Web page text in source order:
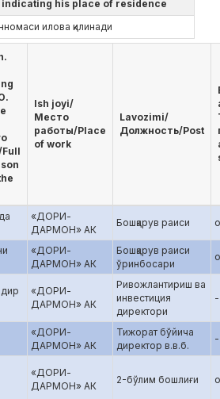
his place of residence
илова қилинади
Ish joyi/
Место
работы/Place
of work
Lavozimi/
Должность/Post
«ДОРИ-
ДАРМОН» АК
Бошқарув раиси
«ДОРИ-
ДАРМОН» АК
Бошқарув раиси
ўринбосари
«ДОРИ-
ДАРМОН» АК
Ривожлантириш ва
инвестиция
директори
-
«ДОРИ-
ДАРМОН» АК
Тижорат бўйича
директор в.в.б.
-
«ДОРИ-
ДАРМОН» АК
2-бўлим бошлиғи